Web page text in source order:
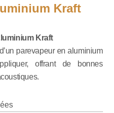
Kraft
Kraft
parevapeur en aluminium
offrant de bonnes